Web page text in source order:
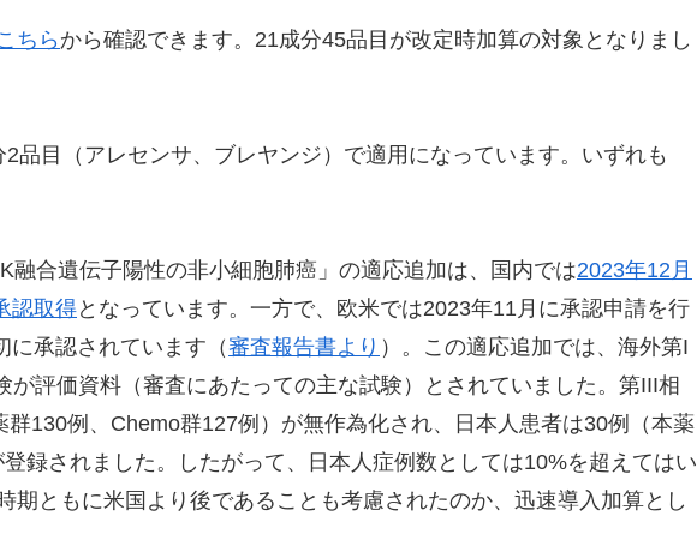
ちら から確認できます。21成分45品目が改定時加算の対象となりまし
品目（アレセンサ、ブレヤンジ）で適用になっています。いずれも
融合遺伝子陽性の非小細胞肺癌」の適応追加は、国内では2023年12月
認取得となっています。一方で、欧米では2023年11月に承認申請を行
に承認されています（ 審査報告書より ）。この適応追加では、海外第I
が評価資料（審査にあたっての主な試験）とされていました。第III相
130例、Chemo群127例）が無作為化され、日本人患者は30例（本薬
録されました。したがって、日本人症例数としては10%を超えてはい
期ともに米国より後であることも考慮されたのか、迅速導入加算とし